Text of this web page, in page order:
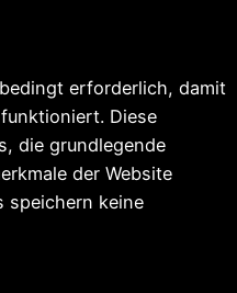
erforderlich, damit
Diese
die grundlegende
der Website
speichern keine